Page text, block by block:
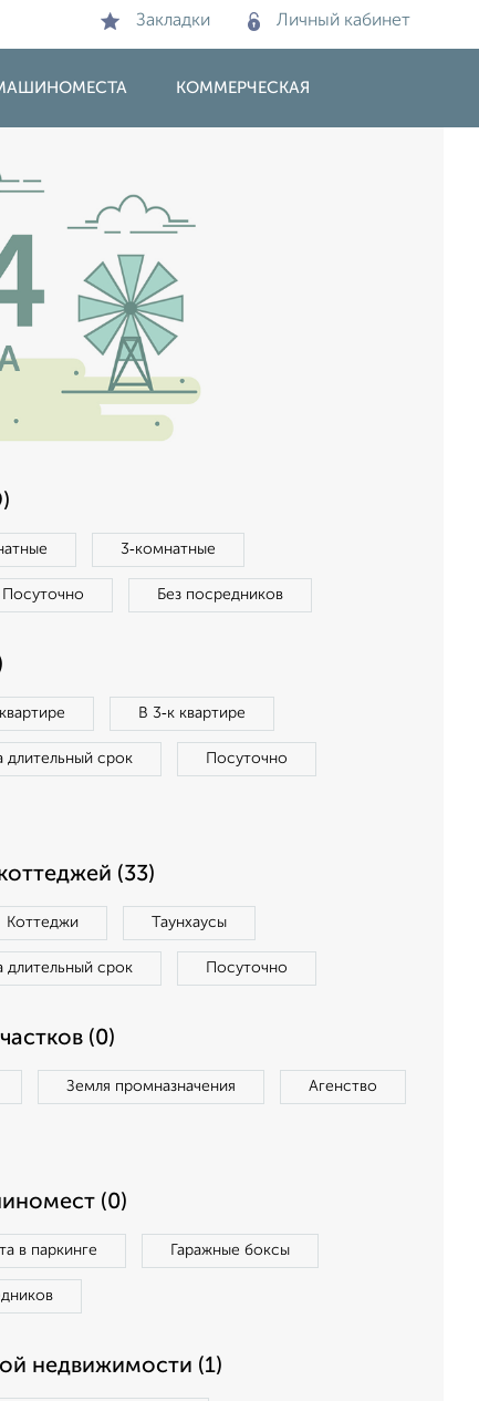
Закладки Личный кабинет
КОММЕРЧЕСКАЯ
3‑комнатные
Посуточно Без посредников
В 3‑к квартире
длительный срок Посуточно
(33)
Коттеджи Таунхаусы
длительный срок Посуточно
(0)
Земля промназначения Агенство
(0)
в паркинге Гаражные боксы
недвижимости (1)